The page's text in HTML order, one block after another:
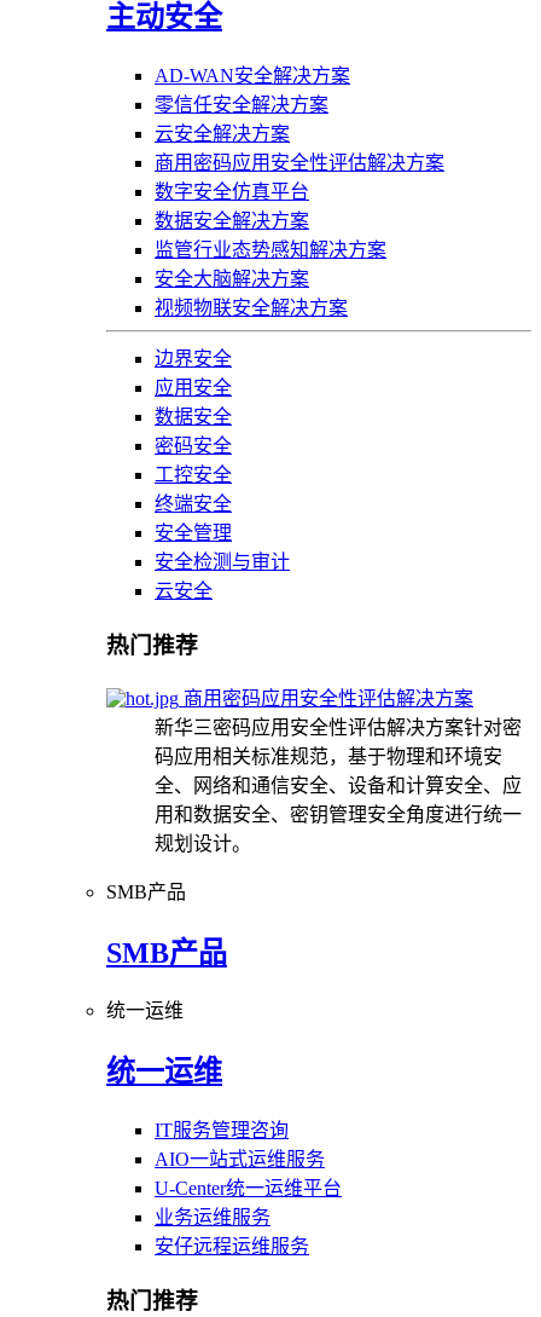
主动安全
AD-WAN安全解决方案
零信任安全解决方案
云安全解决方案
商用密码应用安全性评估解决方案
数字安全仿真平台
数据安全解决方案
监管行业态势感知解决方案
安全大脑解决方案
视频物联安全解决方案
边界安全
应用安全
数据安全
密码安全
工控安全
终端安全
安全管理
安全检测与审计
云安全
热门推荐
商用密码应用安全性评估解决方案
新华三密码应用安全性评估解决方案针对密
码应用相关标准规范，基于物理和环境安
全、网络和通信安全、设备和计算安全、应
用和数据安全、密钥管理安全角度进行统一
规划设计。
SMB产品
SMB产品
统一运维
统一运维
IT服务管理咨询
AIO一站式运维服务
U-Center统一运维平台
业务运维服务
安仔远程运维服务
热门推荐